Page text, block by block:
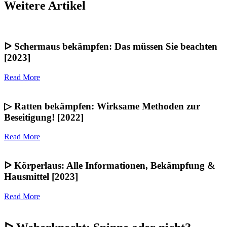
Weitere Artikel
ᐅ Schermaus bekämpfen: Das müssen Sie beachten
[2023]
Read More
▷ Ratten bekämpfen: Wirksame Methoden zur
Beseitigung! [2022]
Read More
ᐅ Körperlaus: Alle Informationen, Bekämpfung &
Hausmittel [2023]
Read More